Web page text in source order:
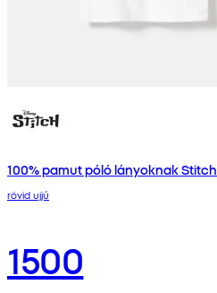
100% pamut póló lányoknak Stitch
rövid ujjú
1500